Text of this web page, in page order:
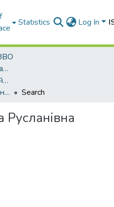
Statistics Log In
Факультет лінгвістики та перекладу Міжнародного університету
Кафедра германських й східних мов та перекладу
Кривда Людмила Русланівна
Search